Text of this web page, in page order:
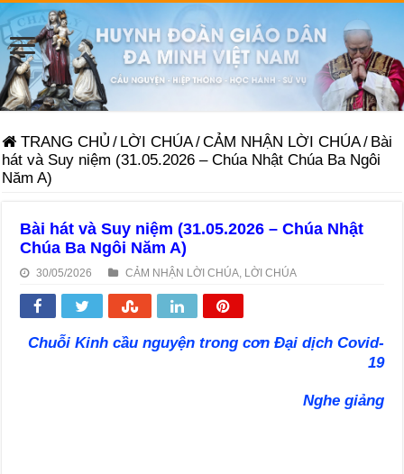
TRANG CHỦ / LỜI CHÚA/CẢM NHẬN LỜI CHÚA/ Bài
hát và Suy niệm (31.05.2026 – Chúa Nhật Chúa Ba Ngôi
Năm A)
Bài hát và Suy niệm (31.05.2026 – Chúa Nhật
Chúa Ba Ngôi Năm A)
30/05/2026 CẢM NHẬN LỜI CHÚA LỜI CHÚA
Chuỗi Kinh cầu nguyện trong cơn Đại dịch Covid-
19
Nghe giảng